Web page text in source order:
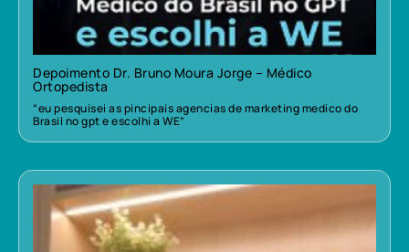
Depoimento Dr. Bruno Moura Jorge – Médico
Ortopedista
“eu pesquisei as pincipais agencias de marketing medico do
Brasil no gpt e escolhi a WE”